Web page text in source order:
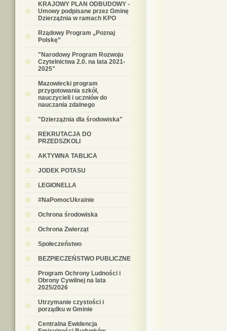
KRAJOWY PLAN ODBUDOWY -
Umowy podpisane przez Gminę
Dzierzążnia w ramach KPO
Rządowy Program „Poznaj
Polskę”
"Narodowy Program Rozwoju
Czytelnictwa 2.0. na lata 2021-
2025"
Mazowiecki program
przygotowania szkół,
nauczycieli i uczniów do
nauczania zdalnego
"Dzierzążnia dla środowiska"
REKRUTACJA DO
PRZEDSZKOLI
AKTYWNA TABLICA
JODEK POTASU
LEGIONELLA
#NaPomocUkrainie
Ochrona środowiska
Ochrona Zwierząt
Społeczeństwo
BEZPIECZEŃSTWO PUBLICZNE
Program Ochrony Ludności i
Obrony Cywilnej na lata
2025/2026
Utrzymanie czystości i
porządku w Gminie
Centralna Ewidencja